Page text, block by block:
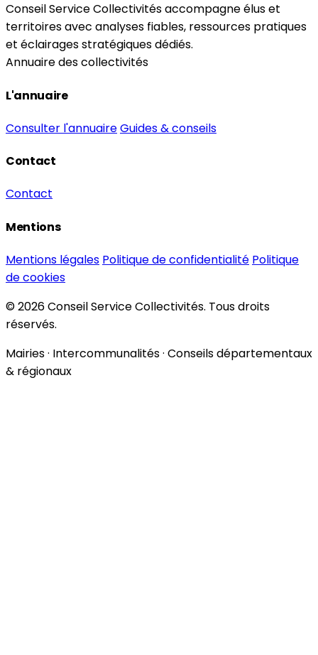
Conseil Service Collectivités accompagne élus et
territoires avec analyses fiables, ressources pratiques
et éclairages stratégiques dédiés.
Annuaire des collectivités
L'annuaire
Consulter l'annuaireGuides & conseils
Contact
Contact
Mentions
Mentions légales Politique de confidentialité Politique
de cookies
© 2026 Conseil Service Collectivités. Tous droits
réservés.
Mairies · Intercommunalités · Conseils départementaux
& régionaux